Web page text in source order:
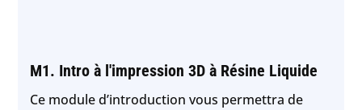
M1. Intro à l'impression 3D à Résine Liquide
Ce module d’introduction vous permettra de